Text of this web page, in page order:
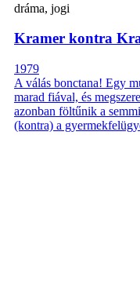
dráma, jogi
Kramer kontra
1979
A válás bonctana! Egy
marad fiával, és
azonban föltűnik a
(kontra) a